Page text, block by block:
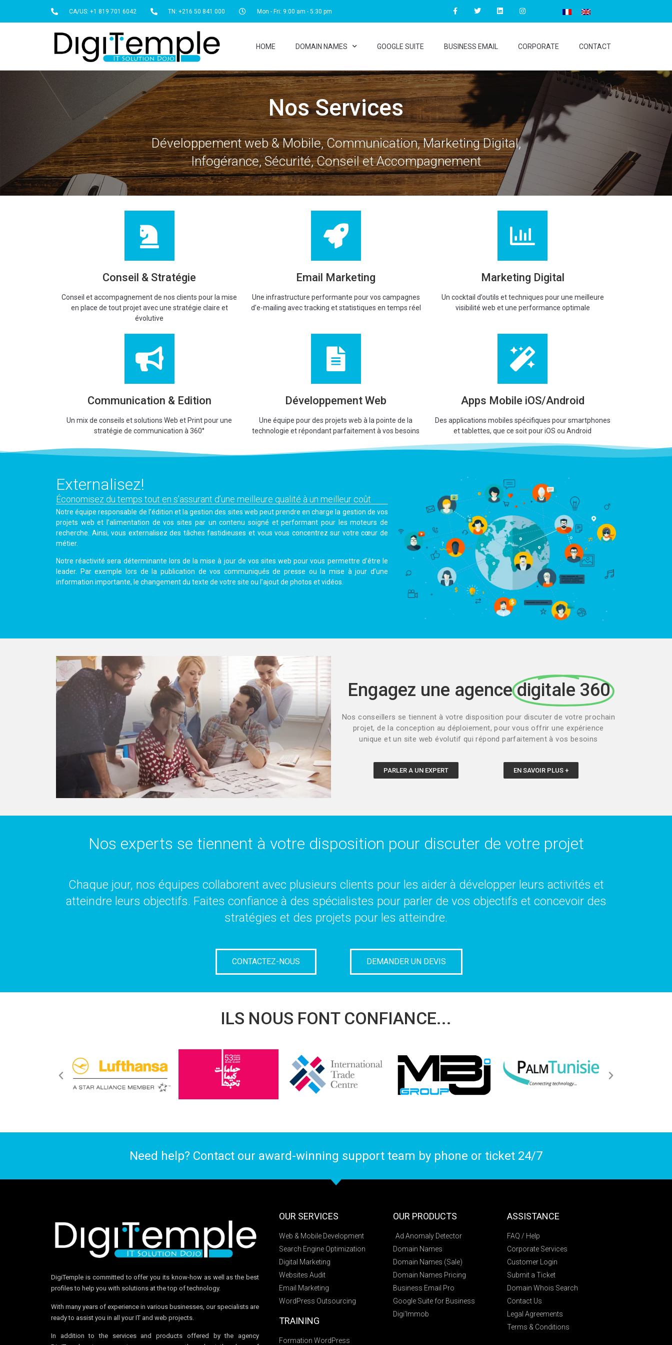
CA/US: +1 819 701 6042 TN: +216 50 841 000 Mon - Fri: 9:00 am - 5:30 pm
HOME DOMAIN NAMES GOOGLE SUITE BUSINESS EMAIL CORPORATE CONTACT
Nos Services
Développement web & Mobile, Communication, Marketing Digital,
Infogérance, Sécurité, Conseil et Accompagnement
Conseil & Stratégie
Conseil et accompagnement de nos clients pour la mise
en place de tout projet avec une stratégie claire et
évolutive
Email Marketing
Une infrastructure performante pour vos campagnes
d’e-mailing avec tracking et statistiques en temps réel
Marketing Digital
Un cocktail d’outils et techniques pour une meilleure
visibilité web et une performance optimale
Communication & Edition
Un mix de conseils et solutions Web et Print pour une
stratégie de communication à 360°
Développement Web
Une équipe pour des projets web à la pointe de la
technologie et répondant parfaitement à vos besoins
Apps Mobile iOS/Android
Des applications mobiles spécifiques pour smartphones
et tablettes, que ce soit pour iOS ou Android
Externalisez!
Économisez du temps tout en s’assurant d’une meilleure qualité à un meilleur coût
Notre équipe responsable de l’édition et la gestion des sites web peut prendre en charge la gestion de vos
projets web et l’alimentation de vos sites par un contenu soigné et performant pour les moteurs de
recherche. Ainsi, vous externalisez des tâches fastidieuses et vous vous concentrez sur votre cœur de
métier.
Notre réactivité sera déterminante lors de la mise à jour de vos sites web pour vous permettre d’être le
leader. Par exemple lors de la publication de vos communiqués de presse ou la mise à jour d’une
information importante, le changement du texte de votre site ou l’ajout de photos et vidéos.
Engagez une agence digitale 360
Nos conseillers se tiennent à votre disposition pour discuter de votre prochain
projet, de la conception au déploiement, pour vous offrir une expérience
unique et un site web évolutif qui répond parfaitement à vos besoins
PARLER A UN EXPERT EN SAVOIR PLUS +
Nos experts se tiennent à votre disposition pour discuter de votre projet
Chaque jour, nos équipes collaborent avec plusieurs clients pour les aider à développer leurs activités et
atteindre leurs objectifs. Faites confiance à des spécialistes pour parler de vos objectifs et concevoir des
stratégies et des projets pour les atteindre.
CONTACTEZ-NOUS DEMANDER UN DEVIS
ILS NOUS FONT CONFIANCE...
Need help? Contact our award-winning support team by phone or ticket 24/7
DigiTemple is committed to offer you its know-how as well as the best
profiles to help you with solutions at the top of technology.
With many years of experience in various businesses, our specialists are
ready to assist you in all your IT and web projects.
In addition to the services and products offered by the agency
OUR SERVICES
Web & Mobile Development
Search Engine Optimization
Digital Marketing
Websites Audit
Email Marketing
WordPress Outsourcing
TRAINING
Formation WordPress
OUR PRODUCTS
Ad Anomaly Detector
Domain Names
Domain Names (Sale)
Domain Names Pricing
Business Email Pro
Google Suite for Business
Digi'Immob
ASSISTANCE
FAQ / Help
Corporate Services
Customer Login
Submit a Ticket
Domain Whois Search
Contact Us
Legal Agreements
Terms & Conditions